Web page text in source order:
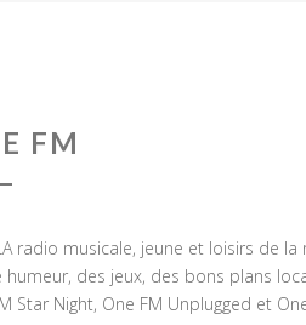
FM
radio musicale, jeune et loisirs de
humeur, des jeux, des bons plans
Star Night, One FM Unplugged et